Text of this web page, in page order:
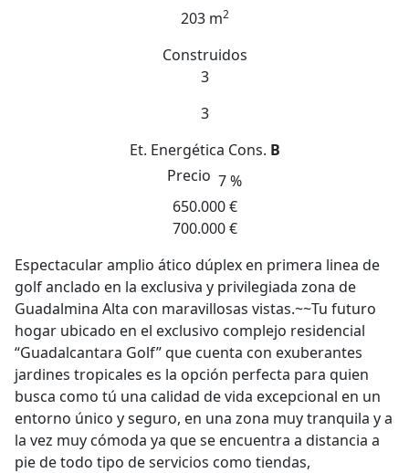
203 m2
Construidos
3
3
Et. Energética Cons. B
Precio 7 %
650.000 €
700.000 €
Espectacular amplio ático dúplex en primera linea de
golf anclado en la exclusiva y privilegiada zona de
Guadalmina Alta con maravillosas vistas.~~Tu futuro
hogar ubicado en el exclusivo complejo residencial
“Guadalcantara Golf” que cuenta con exuberantes
jardines tropicales es la opción perfecta para quien
busca como tú una calidad de vida excepcional en un
entorno único y seguro, en una zona muy tranquila y a
la vez muy cómoda ya que se encuentra a distancia a
pie de todo tipo de servicios como tiendas,